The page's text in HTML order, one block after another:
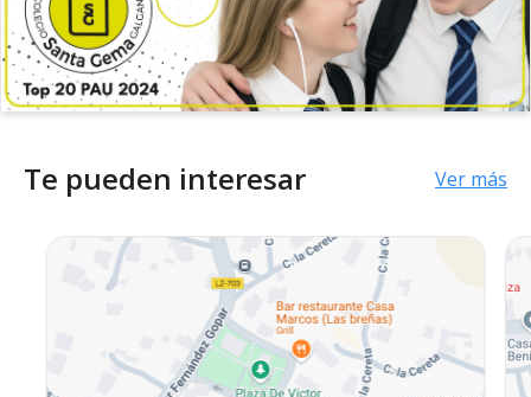
Te pueden interesar Ver más